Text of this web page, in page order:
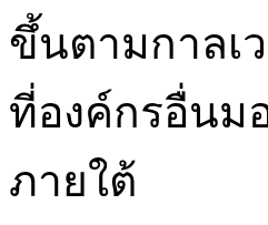
ขึ้นตามกาลเ
ที่องค์กรอื่นม
ภายใต้